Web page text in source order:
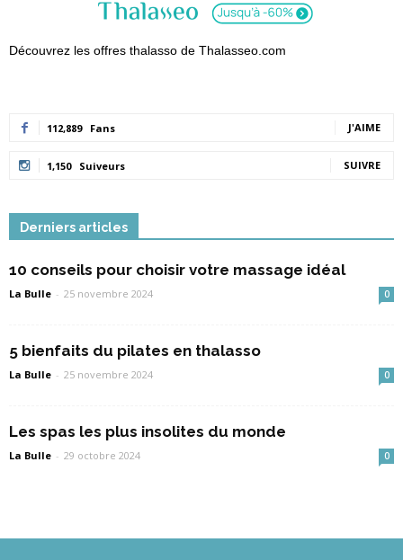
Découvrez les offres thalasso de Thalasseo.com
112,889 Fans J'AIME
1,150 Suiveurs SUIVRE
Derniers articles
10 conseils pour choisir votre massage idéal
La Bulle - 25 novembre 2024 0
5 bienfaits du pilates en thalasso
La Bulle - 25 novembre 2024 0
Les spas les plus insolites du monde
La Bulle - 29 octobre 2024 0